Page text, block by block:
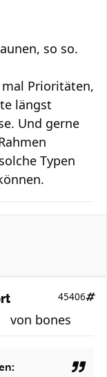
so so.
Prioritäten,
längst
Und gerne
Typen
45406
von bones